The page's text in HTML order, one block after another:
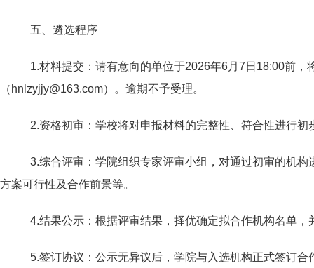
五、遴选程序
1.材料提交：请有意向的单位于2026年6月7日18:00前
（hnlzyjjy@163.com）。逾期不予受理。
2.资格初审：学校将对申报材料的完整性、符合性进行初
3.综合评审：学院组织专家评审小组，对通过初审的机
方案可行性及合作前景等。
4.结果公示：根据评审结果，择优确定拟合作机构名单，
5.签订协议：公示无异议后，学院与入选机构正式签订